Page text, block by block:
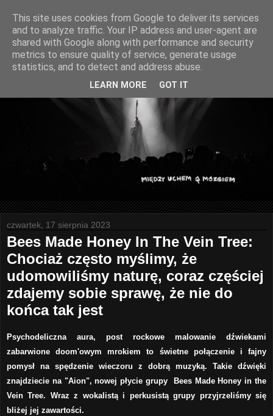
czwartek, 17 sierpnia 2023
Bees Made Honey In The Vein Tree:
Chociaż często myślimy, że
udomowiliśmy naturę, coraz częściej
zdajemy sobie sprawę, że nie do
końca tak jest
Psychodeliczna aura, post rockowe malowanie dźwiekami
zabarwione doom'owym mrokiem to świetne połączenie i fajny
pomysł na spędzenie wieczoru z dobrą muzyką. Takie dźwięki
znajdziecie na "Aion", nowej płycie grupy Bees Made Honey in the
Vein Tree. Wraz z wokalistą i perkusistą grupy przyjrzeliśmy się
bliżej jej zawartości.
This site uses cookies from Google to deliver its services
and to analyze traffic. Your IP address and user-agent are
shared with Google along with performance and security
metrics to ensure quality of service, generate usage
statistics, and to detect and address abuse.
LEARN MORE GOT IT